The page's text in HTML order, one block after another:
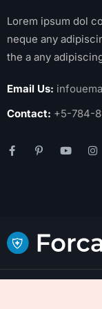
Lorem ipsum dol
neque any
the a any
Email Us:
Contact: +5-784-